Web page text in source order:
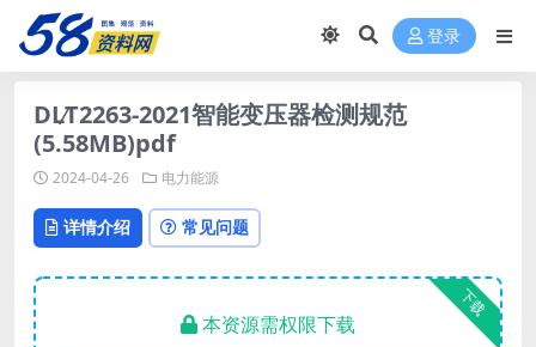
登录
DL∕T2263-2021智能变压器检测规范
(5.58MB)pdf
2024-04-26 电力能源
详情介绍 常见问题
下载
本资源需权限下载